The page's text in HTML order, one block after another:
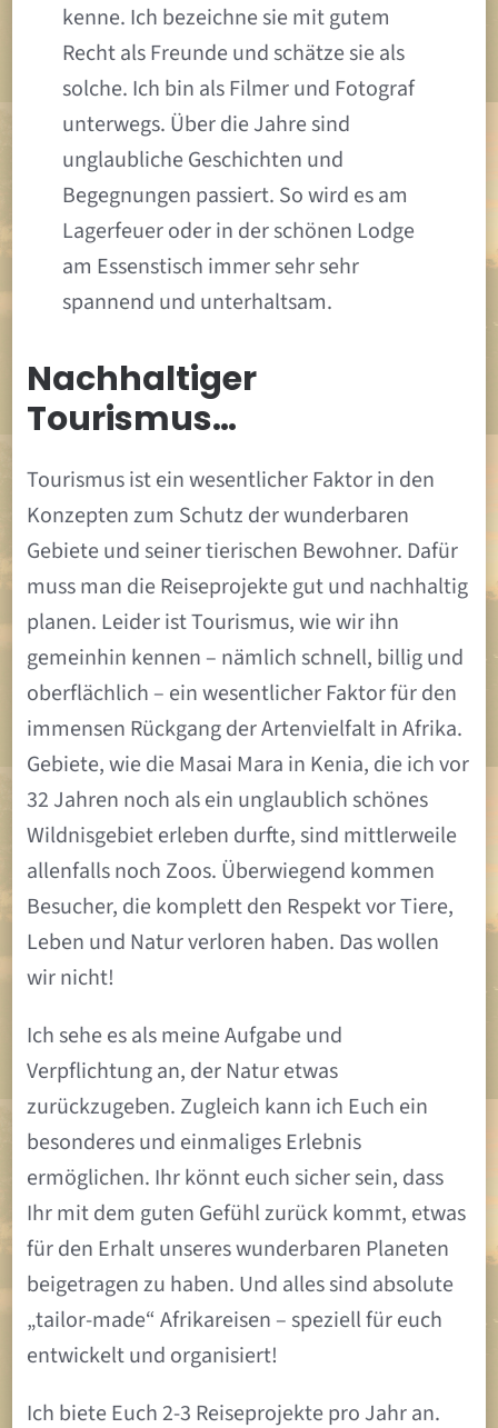
kenne. Ich bezeichne sie mit gutem
Recht als Freunde und schätze sie als
solche. Ich bin als Filmer und Fotograf
unterwegs. Über die Jahre sind
unglaubliche Geschichten und
Begegnungen passiert. So wird es am
Lagerfeuer oder in der schönen Lodge
am Essenstisch immer sehr sehr
spannend und unterhaltsam.
Nachhaltiger
Tourismus…
Tourismus ist ein wesentlicher Faktor in den
Konzepten zum Schutz der wunderbaren
Gebiete und seiner tierischen Bewohner. Dafür
muss man die Reiseprojekte gut und nachhaltig
planen. Leider ist Tourismus, wie wir ihn
gemeinhin kennen – nämlich schnell, billig und
oberflächlich – ein wesentlicher Faktor für den
immensen Rückgang der Artenvielfalt in Afrika.
Gebiete, wie die Masai Mara in Kenia, die ich vor
32 Jahren noch als ein unglaublich schönes
Wildnisgebiet erleben durfte, sind mittlerweile
allenfalls noch Zoos. Überwiegend kommen
Besucher, die komplett den Respekt vor Tiere,
Leben und Natur verloren haben. Das wollen
wir nicht!
Ich sehe es als meine Aufgabe und
Verpflichtung an, der Natur etwas
zurückzugeben. Zugleich kann ich Euch ein
besonderes und einmaliges Erlebnis
ermöglichen. Ihr könnt euch sicher sein, dass
Ihr mit dem guten Gefühl zurück kommt, etwas
für den Erhalt unseres wunderbaren Planeten
beigetragen zu haben. Und alles sind absolute
„tailor-made“ Afrikareisen – speziell für euch
entwickelt und organisiert!
Ich biete Euch 2-3 Reiseprojekte pro Jahr an.